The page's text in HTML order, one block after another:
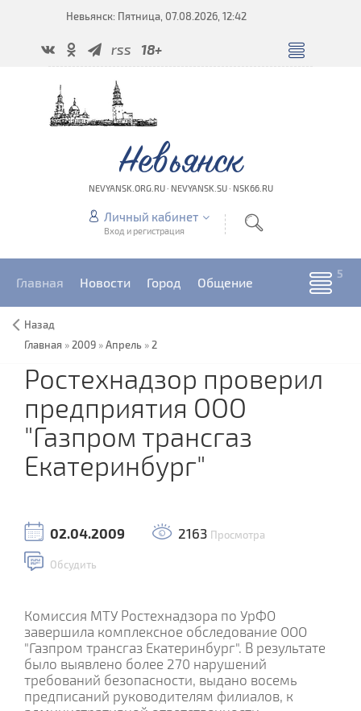
Невьянск: Пятница, 07.08.2026, 12:42
rss 18+
Невьянск
NEVYANSK.ORG.RU · NEVYANSK.SU · NSK66.RU
Личный кабинет
Вход и регистрация
Главная Новости Город Общение
Назад
Главная » 2009 »Апрель » 2
Ростехнадзор проверил
предприятия ООО
"Газпром трансгаз
Екатеринбург"
02.04.2009 2163 Просмотра
Обсудить
Комиссия МТУ Ростехнадзора по УрФО
завершила комплексное обследование ООО
"Газпром трансгаз Екатеринбург". В результате
было выявлено более 270 нарушений
требований безопасности, выдано восемь
предписаний руководителям филиалов, к